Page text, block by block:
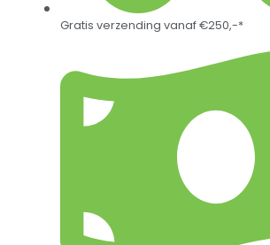
Gratis verzending vanaf €250,-*